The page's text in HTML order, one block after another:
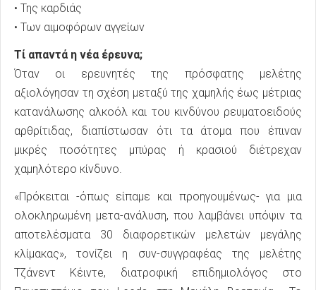
• Της καρδιάς
• Των αιμοφόρων αγγείων
Τί απαντά η νέα έρευνα;
Όταν οι ερευνητές της πρόσφατης μελέτης
αξιολόγησαν τη σχέση μεταξύ της χαμηλής έως μέτριας
κατανάλωσης αλκοόλ και του κινδύνου ρευματοειδούς
αρθρίτιδας, διαπίστωσαν ότι τα άτομα που έπιναν
μικρές ποσότητες μπύρας ή κρασιού διέτρεχαν
χαμηλότερο κίνδυνο.
«Πρόκειται -όπως είπαμε και προηγουμένως- για μια
ολοκληρωμένη μετα-ανάλυση, που λαμβάνει υπόψιν τα
αποτελέσματα 30 διαφορετικών μελετών μεγάλης
κλίμακας», τονίζει η συν-συγγραφέας της μελέτης
Τζάνεντ Κέιντe, διατροφική επιδημιολόγος στο